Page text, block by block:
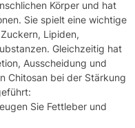
Körper und hat
Sie spielt eine wichtige
Lipiden,
Gleichzeitig hat
Ausscheidung und
Chitosan bei der Stärkung
Sie Fettleber und